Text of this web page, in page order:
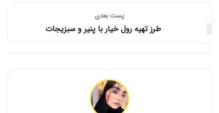
پست‌ بعدی
طرز تهیه رول خیار با پنیر و سبزیجات